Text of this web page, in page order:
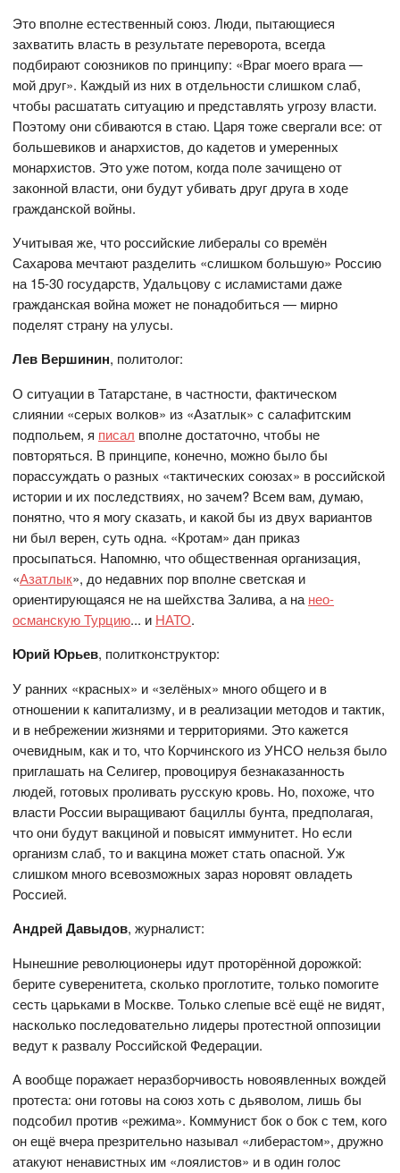
Это вполне естественный союз. Люди, пытающиеся
захватить власть в результате переворота, всегда
подбирают союзников по принципу: «Враг моего врага —
мой друг». Каждый из них в отдельности слишком слаб,
чтобы расшатать ситуацию и представлять угрозу власти.
Поэтому они сбиваются в стаю. Царя тоже свергали все: от
большевиков и анархистов, до кадетов и умеренных
монархистов. Это уже потом, когда поле зачищено от
законной власти, они будут убивать друг друга в ходе
гражданской войны.
Учитывая же, что российские либералы со времён
Сахарова мечтают разделить «слишком большую» Россию
на 15-30 государств, Удальцову с исламистами даже
гражданская война может не понадобиться — мирно
поделят страну на улусы.
Лев Вершинин, политолог:
О ситуации в Татарстане, в частности, фактическом
слиянии «серых волков» из «Азатлык» с салафитским
подпольем, я писал вполне достаточно, чтобы не
повторяться. В принципе, конечно, можно было бы
порассуждать о разных «тактических союзах» в российской
истории и их последствиях, но зачем? Всем вам, думаю,
понятно, что я могу сказать, и какой бы из двух вариантов
ни был верен, суть одна. «Кротам» дан приказ
просыпаться. Напомню, что общественная организация,
«Азатлык», до недавних пор вполне светская и
ориентирующаяся не на шейхства Залива, а нанео-
османскую Турцию... и НАТО.
Юрий Юрьев, политконструктор:
У ранних «красных» и «зелёных» много общего и в
отношении к капитализму, и в реализации методов и тактик,
и в небрежении жизнями и территориями. Это кажется
очевидным, как и то, что Корчинского из УНСО нельзя было
приглашать на Селигер, провоцируя безнаказанность
людей, готовых проливать русскую кровь. Но, похоже, что
власти России выращивают бациллы бунта, предполагая,
что они будут вакциной и повысят иммунитет. Но если
организм слаб, то и вакцина может стать опасной. Уж
слишком много всевозможных зараз норовят овладеть
Россией.
Андрей Давыдов, журналист:
Нынешние революционеры идут проторённой дорожкой:
берите суверенитета, сколько проглотите, только помогите
сесть царьками в Москве. Только слепые всё ещё не видят,
насколько последовательно лидеры протестной оппозиции
ведут к развалу Российской Федерации.
А вообще поражает неразборчивость новоявленных вождей
протеста: они готовы на союз хоть с дьяволом, лишь бы
подсобил против «режима». Коммунист бок о бок с тем, кого
он ещё вчера презрительно называл «либерастом», дружно
атакуют ненавистных им «лоялистов» и в один голос